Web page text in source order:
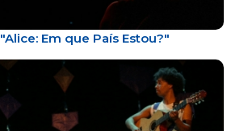
"Alice: Em que País Estou?"